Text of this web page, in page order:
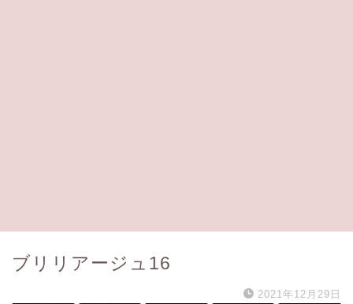
ブリリアージュ16
2021年12月29日